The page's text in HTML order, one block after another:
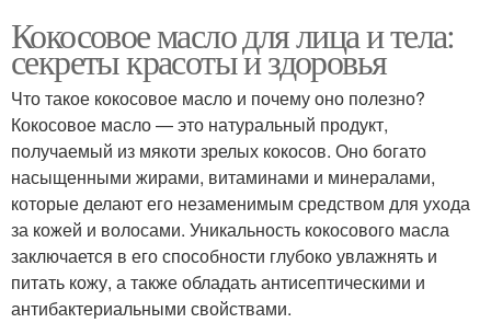
Кокосовое масло для лица и тела:
секреты красоты и здоровья
Что такое кокосовое масло и почему оно полезно?
Кокосовое масло — это натуральный продукт,
получаемый из мякоти зрелых кокосов. Оно богато
насыщенными жирами, витаминами и минералами,
которые делают его незаменимым средством для ухода
за кожей и волосами. Уникальность кокосового масла
заключается в его способности глубоко увлажнять и
питать кожу, а также обладать антисептическими и
антибактериальными свойствами.